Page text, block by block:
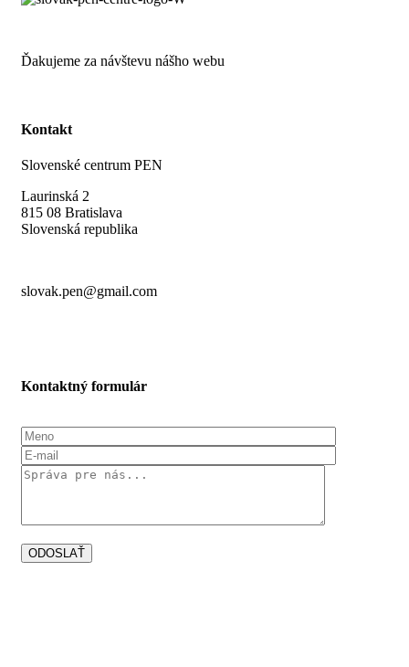
Ďakujeme za návštevu nášho webu
Kontakt
Slovenské centrum PEN
Laurinská 2
815 08 Bratislava
Slovenská republika
slovak.pen@gmail.com
Kontaktný formulár